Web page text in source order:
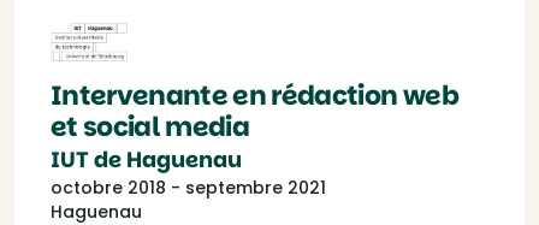
Intervenante en rédaction web
et social media
IUT de Haguenau
octobre 2018 - septembre 2021
Haguenau